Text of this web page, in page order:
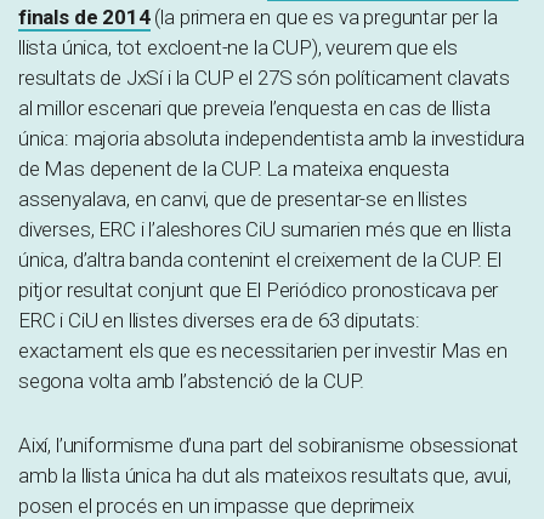
finals de 2014(la primera en que es va preguntar per la
llista única, tot excloent-ne la CUP), veurem que els
resultats de JxSí i la CUP el 27S són políticament clavats
al millor escenari que preveia l’enquesta en cas de llista
única: majoria absoluta independentista amb la investidura
de Mas depenent de la CUP. La mateixa enquesta
assenyalava, en canvi, que de presentar-se en llistes
diverses, ERC i l’aleshores CiU sumarien més que en llista
única, d’altra banda contenint el creixement de la CUP. El
pitjor resultat conjunt que El Periódico pronosticava per
ERC i CiU en llistes diverses era de 63 diputats:
exactament els que es necessitarien per investir Mas en
segona volta amb l’abstenció de la CUP.
Així, l’uniformisme d’una part del sobiranisme obsessionat
amb la llista única ha dut als mateixos resultats que, avui,
posen el procés en un impasse que deprimeix